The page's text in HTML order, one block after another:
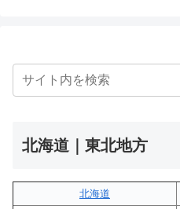
北海道｜東北地方
北海道